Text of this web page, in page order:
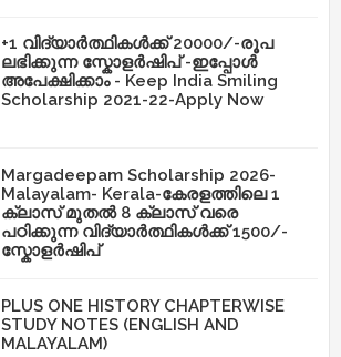
+1 വിദ്യാർത്ഥികൾക്ക് 20000/-രൂപ
ലഭിക്കുന്ന സ്കോളർഷിപ് -ഇപ്പോൾ
അപേക്ഷിക്കാം - Keep India Smiling
Scholarship 2021-22-Apply Now
Margadeepam Scholarship 2026-
Malayalam- Kerala-കേരളത്തിലെ 1
ക്ലാസ് മുതൽ 8 ക്ലാസ് വരെ
പഠിക്കുന്ന വിദ്യാർത്ഥികൾക്ക് 1500/-
സ്കോളർഷിപ്
PLUS ONE HISTORY CHAPTERWISE
STUDY NOTES (ENGLISH AND
MALAYALAM)